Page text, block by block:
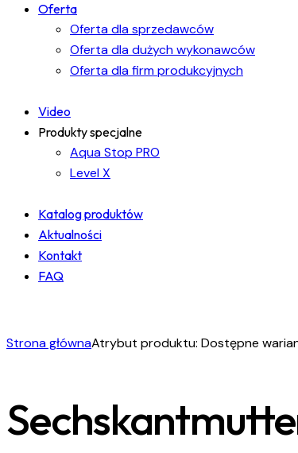
Oferta
Oferta dla sprzedawców
Oferta dla dużych wykonawców
Oferta dla firm produkcyjnych
Video
Produkty specjalne
Aqua Stop PRO
Level X
Katalog produktów
Aktualności
Kontakt
FAQ
Strona głównaAtrybut produktu: Dostępne